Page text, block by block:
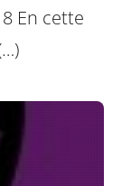
En cette